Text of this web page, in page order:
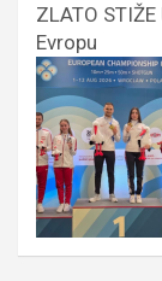
ZLATO
Evropu